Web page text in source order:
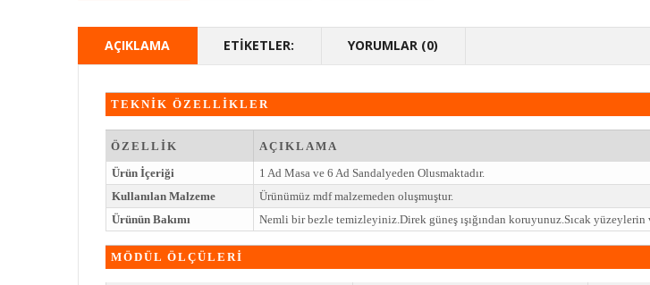
AÇIKLAMA ETIKETLER: YORUMLAR (0)
TEKNİK ÖZELLİKLER
ÖZELLİK
AÇIKLAMA
Ürün İçeriği
1 Ad Masa ve 6 Ad Sandalyeden Olusmaktadır.
Kullanılan Malzeme
Ürünümüz mdf malzemeden oluşmuştur.
Ürünün Bakımı
Nemli bir bezle temizleyiniz.Direk güneş ışığından koruyunuz.Sıcak
MÖDÜL ÖLÇÜLERİ